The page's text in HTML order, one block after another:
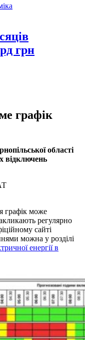
грн
графік
області
відключень
графік може
регулярно
сайті
можна у розділі
енергії в